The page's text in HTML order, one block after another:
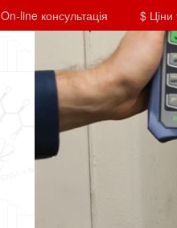
line консультація $ Ціни